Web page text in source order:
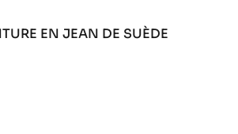
EN JEAN DE SUÈDE